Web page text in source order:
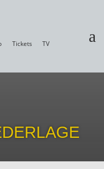
Tickets TV a